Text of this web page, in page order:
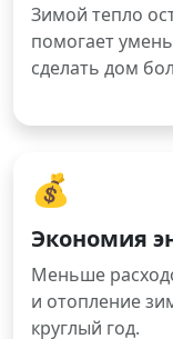
Зимой тепло
помогает
сделать дом
💰
Экономия
Меньше
и отопление
круглый год.